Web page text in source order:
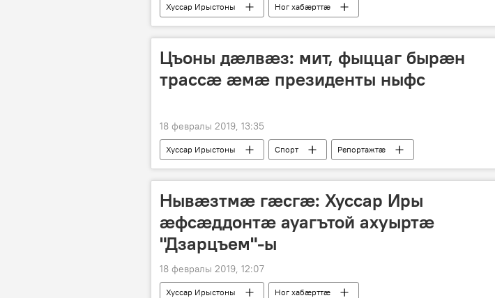
Хуссар Ирыстоны Ног хабӕрттӕ
Цъоны дӕлвӕз: мит, фыццаг бырӕн
трассӕ ӕмӕ президенты ныфс
18 февралы 2019, 13:35
Хуссар Ирыстоны Спорт Репортажтӕ
Нывӕзтмӕ гӕсгӕ: Хуссар Иры
ӕфсӕддонтӕ ауагътой ахуыртӕ
"Дзарцъем"-ы
18 февралы 2019, 12:07
Хуссар Ирыстоны Ног хабӕрттӕ